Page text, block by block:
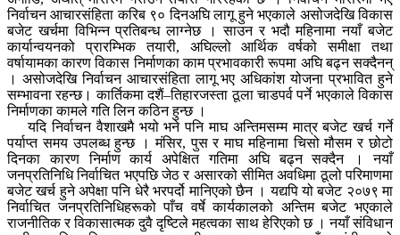
निर्वाचन आचारसंहिता करिब ९० दिनअघि लागू हुने भएकाले असोजदेखि विकास
बजेट खर्चमा विभिन्न प्रतिबन्ध लाग्नेछ । साउन र भदौ महिनामा नयाँ बजेट
कार्यान्वयनको प्रारम्भिक तयारी, अघिल्लो आर्थिक वर्षको समीक्षा तथा
वर्षायामका कारण विकास निर्माणका काम प्रभावकारी रूपमा अघि बढ्न सक्दैनन्
। असोजदेखि निर्वाचन आचारसंहिता लागू भए अधिकांश योजना प्रभावित हुने
सम्भावना रहन्छ। कार्तिकमा दशैं–तिहारजस्ता ठूला चाडपर्व पर्ने भएकाले विकास
निर्माणका कामले गति लिन कठिन हुन्छ ।
यदि निर्वाचन वैशाखमै भयो भने पनि माघ अन्तिमसम्म मात्र बजेट खर्च गर्ने
पर्याप्त समय उपलब्ध हुन्छ । मंसिर, पुस र माघ महिनामा चिसो मौसम र छोटो
दिनका कारण निर्माण कार्य अपेक्षित गतिमा अघि बढ्न सक्दैन । नयाँ
जनप्रतिनिधि निर्वाचित भएपछि जेठ र असारको सीमित अवधिमा ठूलो परिमाणमा
बजेट खर्च हुने अपेक्षा पनि धेरै भरपर्दो मानिएको छैन । यद्यपि यो बजेट २०७९ मा
निर्वाचित जनप्रतिनिधिहरूको पाँच वर्षे कार्यकालको अन्तिम बजेट भएकाले
राजनीतिक र विकासात्मक दुवै दृष्टिले महत्वका साथ हेरिएको छ । नयाँ संविधान